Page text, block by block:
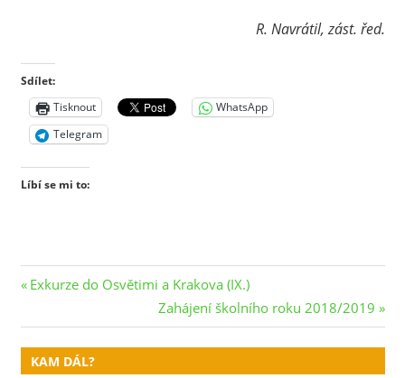
R. Navrátil, zást. řed.
Sdílet:
Tisknout
WhatsApp
Telegram
Líbí se mi to:
Navigace
pro
příspěvek
Previous
Exkurze do Osvětimi a Krakova (IX.)
Next
Post:
Zahájení školního roku 2018/2019
KAM DÁL?